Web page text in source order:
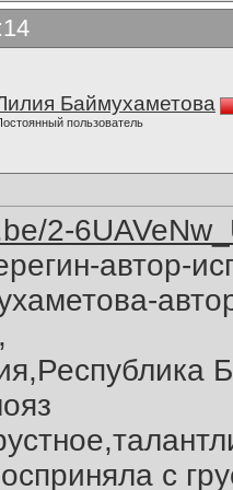
Баймухаметова
пользователь
2-
автор-
с